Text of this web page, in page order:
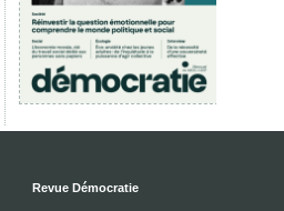
Revue Démocratie